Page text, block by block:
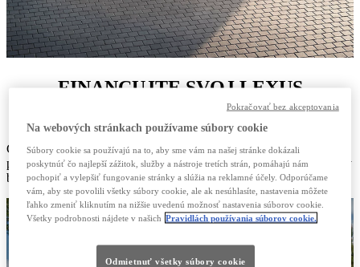
FINANCUJTE SVOJ LEXUS
Chápeme, že každé podnikanie je jedinečné. Či už spravujete malý
park alebo celú flotilu, pripravíme vám cenovo výhodný balík, ktorý
bude vyhovovať vám a vašej spoločnosti.
Na webových stránkach používame súbory cookie
Súbory cookie sa používajú na to, aby sme vám na našej stránke dokázali
poskytnúť čo najlepší zážitok, služby a nástroje tretích strán, pomáhajú nám
pochopiť a vylepšiť fungovanie stránky a slúžia na reklamné účely. Odporúčame
vám, aby ste povolili všetky súbory cookie, ale ak nesúhlasíte, nastavenia môžete
ľahko zmeniť kliknutím na nižšie uvedenú možnosť nastavenia súborov cookie.
Všetky podrobnosti nájdete v našich Pravidlách používania súborov cookie.
Odmietnuť všetky súbory cookie
Pokračovať bez akceptovania